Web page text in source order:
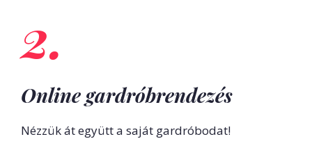
2.
Online gardróbrendezés
Nézzük át együtt a saját gardróbodat!